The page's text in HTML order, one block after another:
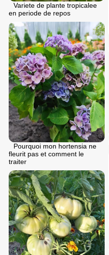
Variete de plante tropicalee
en periode de repos
Pourquoi mon hortensia ne
fleurit pas et comment le
traiter